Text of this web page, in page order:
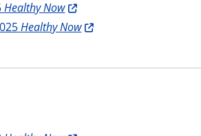
Healthy Now
Healthy Now